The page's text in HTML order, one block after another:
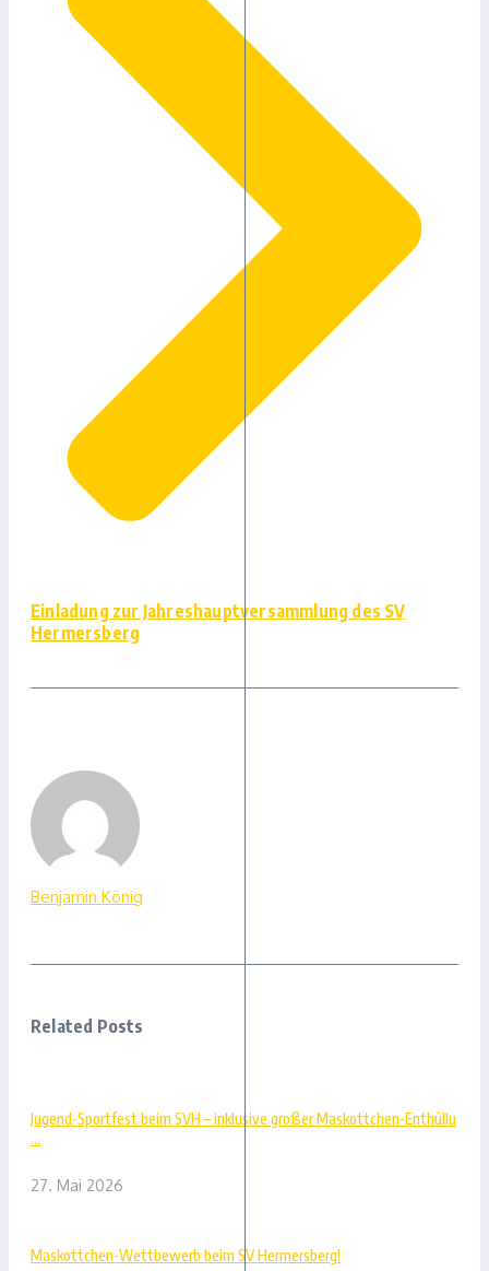
Einladung zur Jahreshauptversammlung des SV
Hermersberg
Benjamin König
Related Posts
Jugend-Sportfest beim SVH – inklusive großer Maskottchen-Enthüllu
...
27. Mai 2026
Maskottchen-Wettbewerb beim SV Hermersberg!